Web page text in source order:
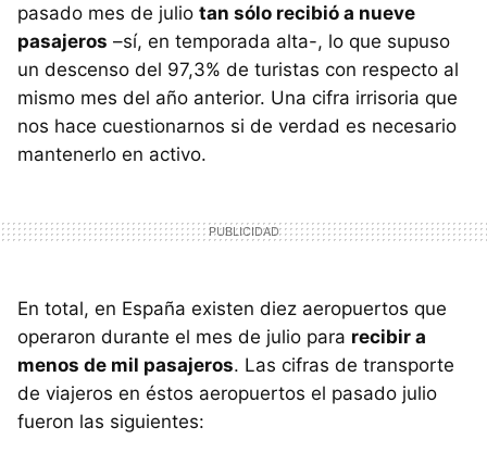
pasado mes de julio tan sólo recibió a nueve
pasajeros –sí, en temporada alta-, lo que supuso
un descenso del 97,3% de turistas con respecto al
mismo mes del año anterior. Una cifra irrisoria que
nos hace cuestionarnos si de verdad es necesario
mantenerlo en activo.
En total, en España existen diez aeropuertos que
operaron durante el mes de julio para recibir a
menos de mil pasajeros. Las cifras de transporte
de viajeros en éstos aeropuertos el pasado julio
fueron las siguientes: